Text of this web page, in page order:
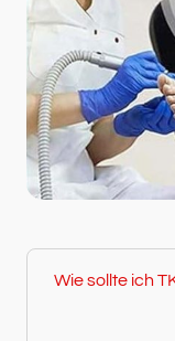
Wie sollte ich